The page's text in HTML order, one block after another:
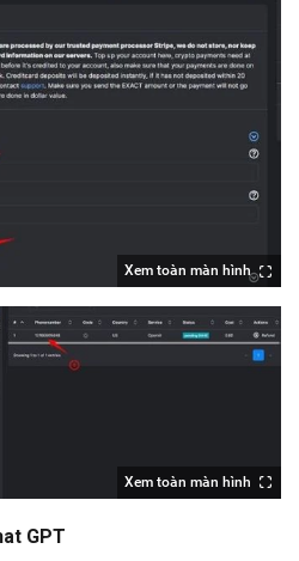
Xem toàn màn hình
Xem toàn màn hình
GPT